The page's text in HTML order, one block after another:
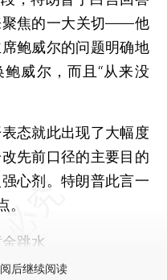
聚焦的一大关切——他
鲍威尔的问题明确地
鲍威尔，而且“从来没
态就此出现了大幅度
先前口径的主要目的
心剂。特朗普此言一
跳水
后继续阅读